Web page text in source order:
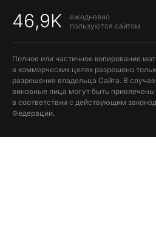
46,9K
ежедневно
пользуются сайтом
Полное или частичное копирование
в коммерческих целях разрешено
разрешения владельца Сайта. В
виновные лица могут быть привлечены
в соответствии с действующим
Федерации.